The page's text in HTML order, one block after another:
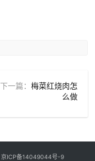
下一篇： 梅菜红烧肉怎
么做
京ICP备14049044号-9